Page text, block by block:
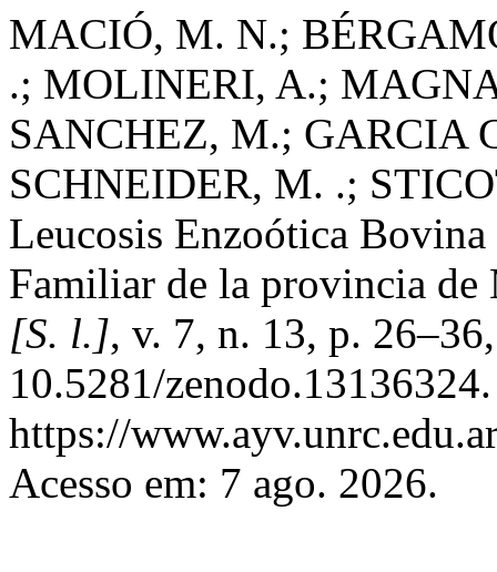
MACIÓ, M. N.;
.; MOLINERI, A.;
SANCHEZ, M.; GARCIA
SCHNEIDER, M. .;
Leucosis Enzoótica
Familiar de la provincia
[S. l.], v. 7, n. 13, p.
10.5281/
https://
Acesso em: 7 ago. 2026.